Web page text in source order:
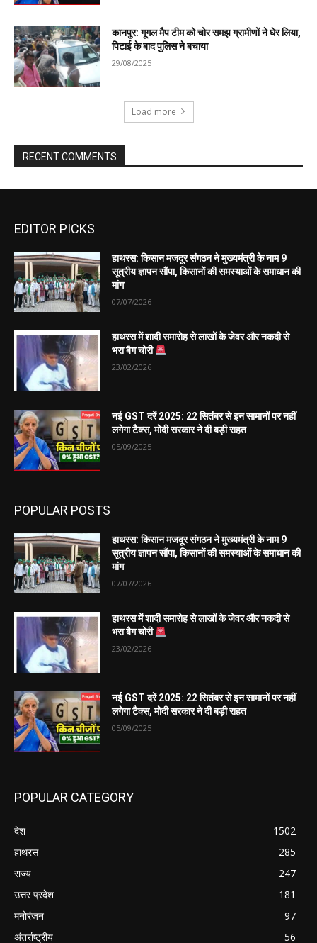
EDITOR PICKS
हाथरस: किसान मजदूर संगठन ने मुख्यमंत्री के नाम 9
सूत्रीय ज्ञापन सौंपा, किसानों की समस्याओं के समाधान की
मांग
07/07/2026
हाथरस में शादी समारोह से लाखों के जेवर और नकदी से
भरा बैग चोरी
23/02/2026
नई GST दरें 2025: 22 सितंबर से इन सामानों पर नहीं
लगेगा टैक्स, मोदी सरकार ने दी बड़ी राहत
05/09/2025
POPULAR POSTS
हाथरस: किसान मजदूर संगठन ने मुख्यमंत्री के नाम 9
सूत्रीय ज्ञापन सौंपा, किसानों की समस्याओं के समाधान की
मांग
07/07/2026
हाथरस में शादी समारोह से लाखों के जेवर और नकदी से
भरा बैग चोरी
23/02/2026
नई GST दरें 2025: 22 सितंबर से इन सामानों पर नहीं
लगेगा टैक्स, मोदी सरकार ने दी बड़ी राहत
05/09/2025
POPULAR CATEGORY
देश
1502
हाथरस
285
राज्य
247
उत्तर प्रदेश
181
मनोरंजन
97
अंतर्राष्ट्रीय
56